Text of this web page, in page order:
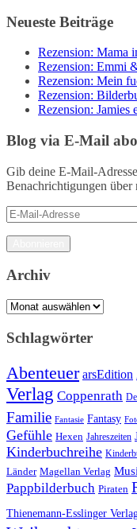
Neueste Beiträge
Rezension: Mama
Rezension: Emmi
Rezension: Mein
Rezension:
Rezension:
Blog via E-Mail
Gib deine E-Mail-
Benachrichtigungen
E-
Mail-
Adresse
Archiv
Archiv
Schlagwörter
Abenteuer arsEdition
Verlag Coppenrath
Familie Fantasie Fantasy
Gefühle Hexen Jahreszeiten
Kinderbuchreihe
Länder Magellan Verlag
Pappbilderbuch Piraten
Thienemann-Esslinger